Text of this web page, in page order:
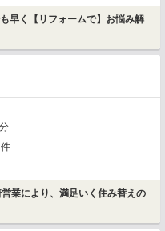
早く【リフォームで】お悩み解
件
業により、満足いく住み替えの